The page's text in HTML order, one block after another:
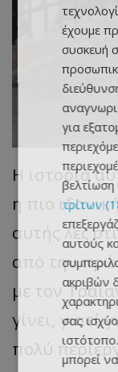
Η ιστορία α
η πιο ιδα
αυτής λεςότι
από τηνπ
με τον Τραϊα
γίνει, γιατί
πολύ π
έχουμε
συσκευή
για
τρίτων
αυτούς
ακριβών
σας
μπορεί